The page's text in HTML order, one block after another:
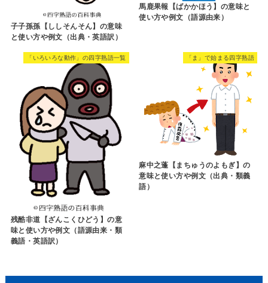
子子孫孫【ししそんそん】の意味
と使い方や例文（出典・英語訳）
馬鹿果報【ばかかほう】の意味と
使い方や例文（語源由来）
「いろいろな動作」の四字熟語一覧
残酷非道【ざんこくひどう】の意
味と使い方や例文（語源由来・類
義語・英語訳）
「ま」で始まる四字熟語
麻中之蓬【まちゅうのよもぎ】の
意味と使い方や例文（出典・類義
語）